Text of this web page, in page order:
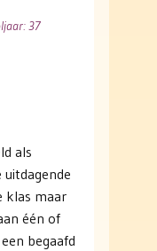
37
als
klas maar
één of
begaafd